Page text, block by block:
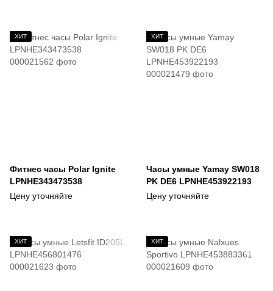
ХИТ
Фитнес часы Polar Ignite
LPNHE343473538
Цену уточняйте
ХИТ
Часы умные Yamay SW018
PK DE6 LPNHE453922193
Цену уточняйте
ХИТ ХИТ